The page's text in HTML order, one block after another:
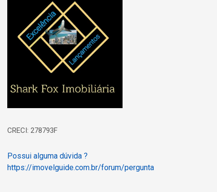
CRECI: 278793F
Possui alguma dúvida ?
https://imovelguide.com.br/forum/pergunta